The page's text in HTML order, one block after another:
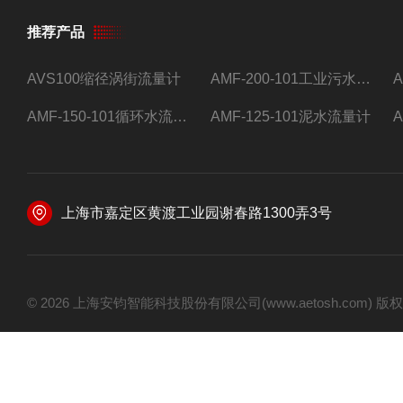
推荐产品
AVS100缩径涡街流量计 AMF-200-101工业污水流量计
AMF-150-101循环水流量计,电磁流量计 AMF-125-101泥水流量计
上海市嘉定区黄渡工业园谢春路1300弄3号
© 2026 上海安钧智能科技股份有限公司(www.aetosh.com) 版